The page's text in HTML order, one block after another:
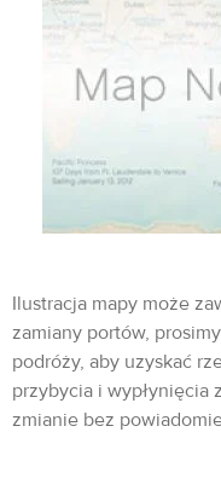
Ilustracja mapy może
zamiany portów,
podróży, aby uzyskać
przybycia i wypłynięcia
zmianie bez